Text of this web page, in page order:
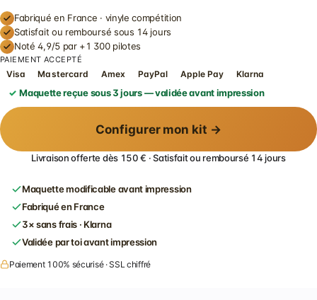
Fabriqué en France · vinyle compétition
Satisfait ou remboursé sous 14 jours
Noté 4,9/5 par +1 300 pilotes
PAIEMENT ACCEPTÉ
Visa Mastercard Amex PayPal Apple Pay Klarna
Maquette reçue sous 3 jours — validée avant impression
Configurer mon kit →
Livraison offerte dès 150 € · Satisfait ou remboursé 14 jours
Maquette modificable avant impression
Fabriqué en France
3× sans frais · Klarna
Validée par toi avant impression
Paiement 100% sécurisé · SSL chiffré